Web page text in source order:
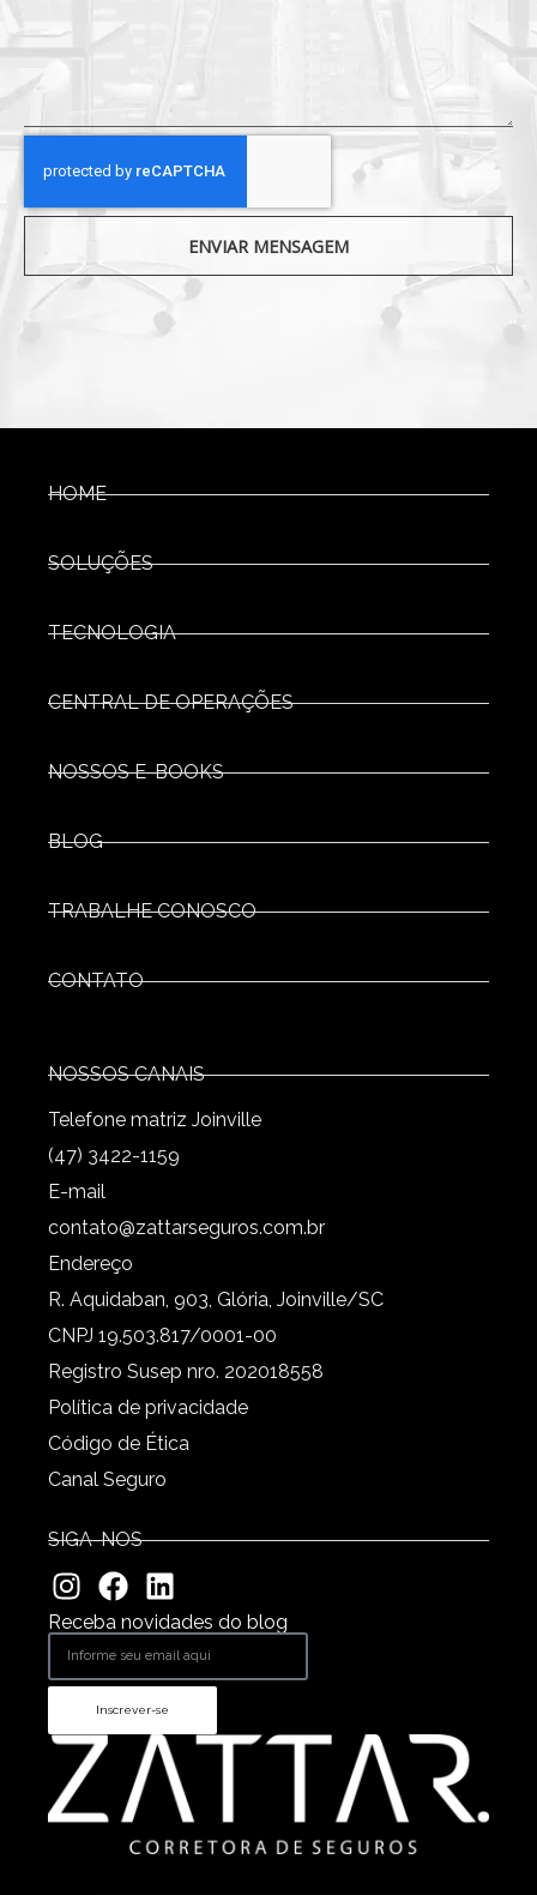
ENVIAR MENSAGEM
HOME
SOLUÇÕES
TECNOLOGIA
CENTRAL DE OPERAÇÕES
NOSSOS E-BOOKS
BLOG
TRABALHE CONOSCO
CONTATO
NOSSOS CANAIS
Telefone matriz Joinville
(47) 3422-1159
E-mail
contato@zattarseguros.com.br
Endereço
R. Aquidaban, 903, Glória, Joinville/SC
CNPJ 19.503.817/0001-00
Registro Susep nro. 202018558
Política de privacidade
Código de Ética
Canal Seguro
SIGA-NOS
Receba novidades do blog
Inscrever-se